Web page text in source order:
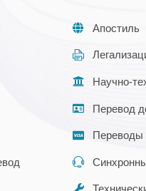
Апостиль
Научно-
Перевод
Переводы